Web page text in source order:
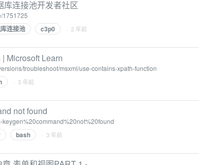
连接池开发者社区
1751725
连接池 c3p0 · 2 年前
Microsoft Learn
troubleshoot/msxml/use-contains-xpath-function
· 3 年前
not found
bash · 3 年前